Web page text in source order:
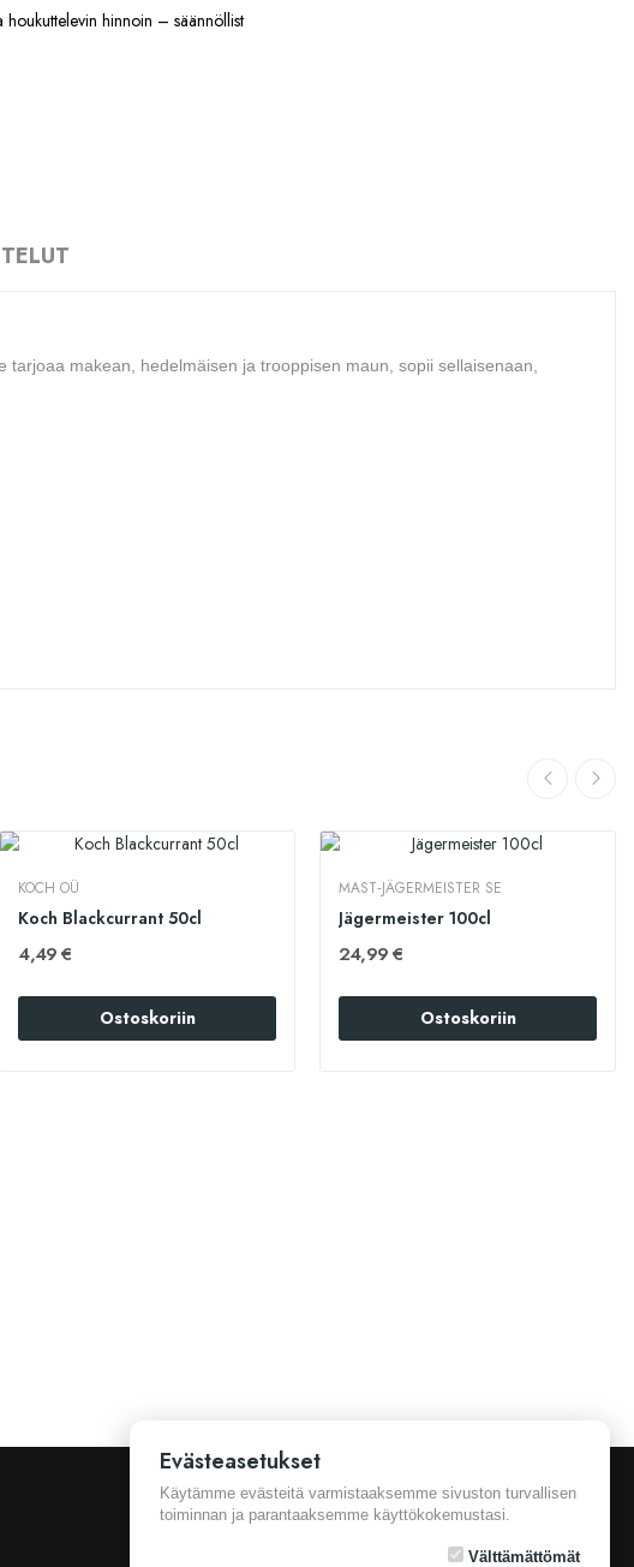
houkuttelevin hinnoin – säännöllist
makean, hedelmäisen ja trooppisen maun, sopii sellaisenaan,
KOCH OÜ
Koch Blackcurrant 50cl
4,49 €
Ostoskoriin
MAST‑JÄGERMEISTER SE
Jägermeister 100cl
24,99 €
Ostoskoriin
Evästeasetukset
Käytämme evästeitä varmistaaksemme sivuston turvallisen
toiminnan ja parantaaksemme käyttökokemustasi.
Välttämättömät